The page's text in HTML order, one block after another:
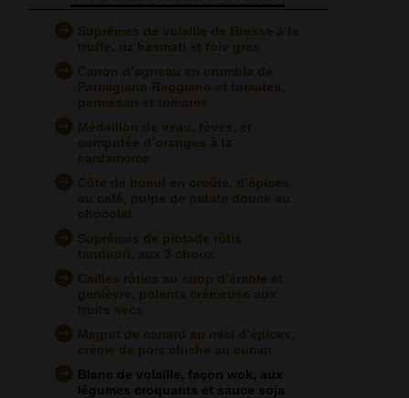
Suprêmes de volaille de Bresse à la
truffe, riz basmati et foie gras
Canon d’agneau en crumble de
Parmigiano Reggiano et tomates,
parmesan et tomates
Médaillon de veau, fèves, et
compotée d’oranges à la
cardamome
Côte de boeuf en croûte, d’épices
au café, pulpe de patate douce au
chocolat
Suprêmes de pintade rôtis
tandoori, aux 3 choux
Cailles rôties au sirop d’érable et
genièvre, polenta crémeuse aux
fruits secs
Magret de canard au miel d’épices,
crème de pois chiche au cumin
Blanc de volaille, façon wok, aux
légumes croquants et sauce soja